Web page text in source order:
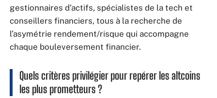
gestionnaires d’actifs, spécialistes de la tech et
conseillers financiers, tous à la recherche de
l’asymétrie rendement/risque qui accompagne
chaque bouleversement financier.
Quels critères privilégier pour repérer les altcoins
les plus prometteurs ?